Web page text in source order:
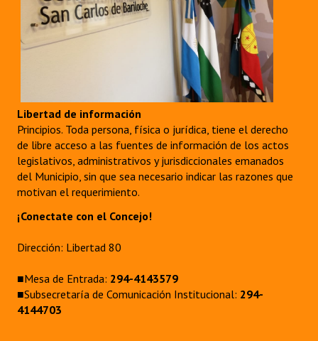
Libertad de información
Principios. Toda persona, física o jurídica, tiene el derecho
de libre acceso a las fuentes de información de los actos
legislativos, administrativos y jurisdiccionales emanados
del Municipio, sin que sea necesario indicar las razones que
motivan el requerimiento.
¡Conectate con el Concejo!
Dirección: Libertad 80
■Mesa de Entrada: 294-4143579
■Subsecretaría de Comunicación Institucional: 294-
4144703